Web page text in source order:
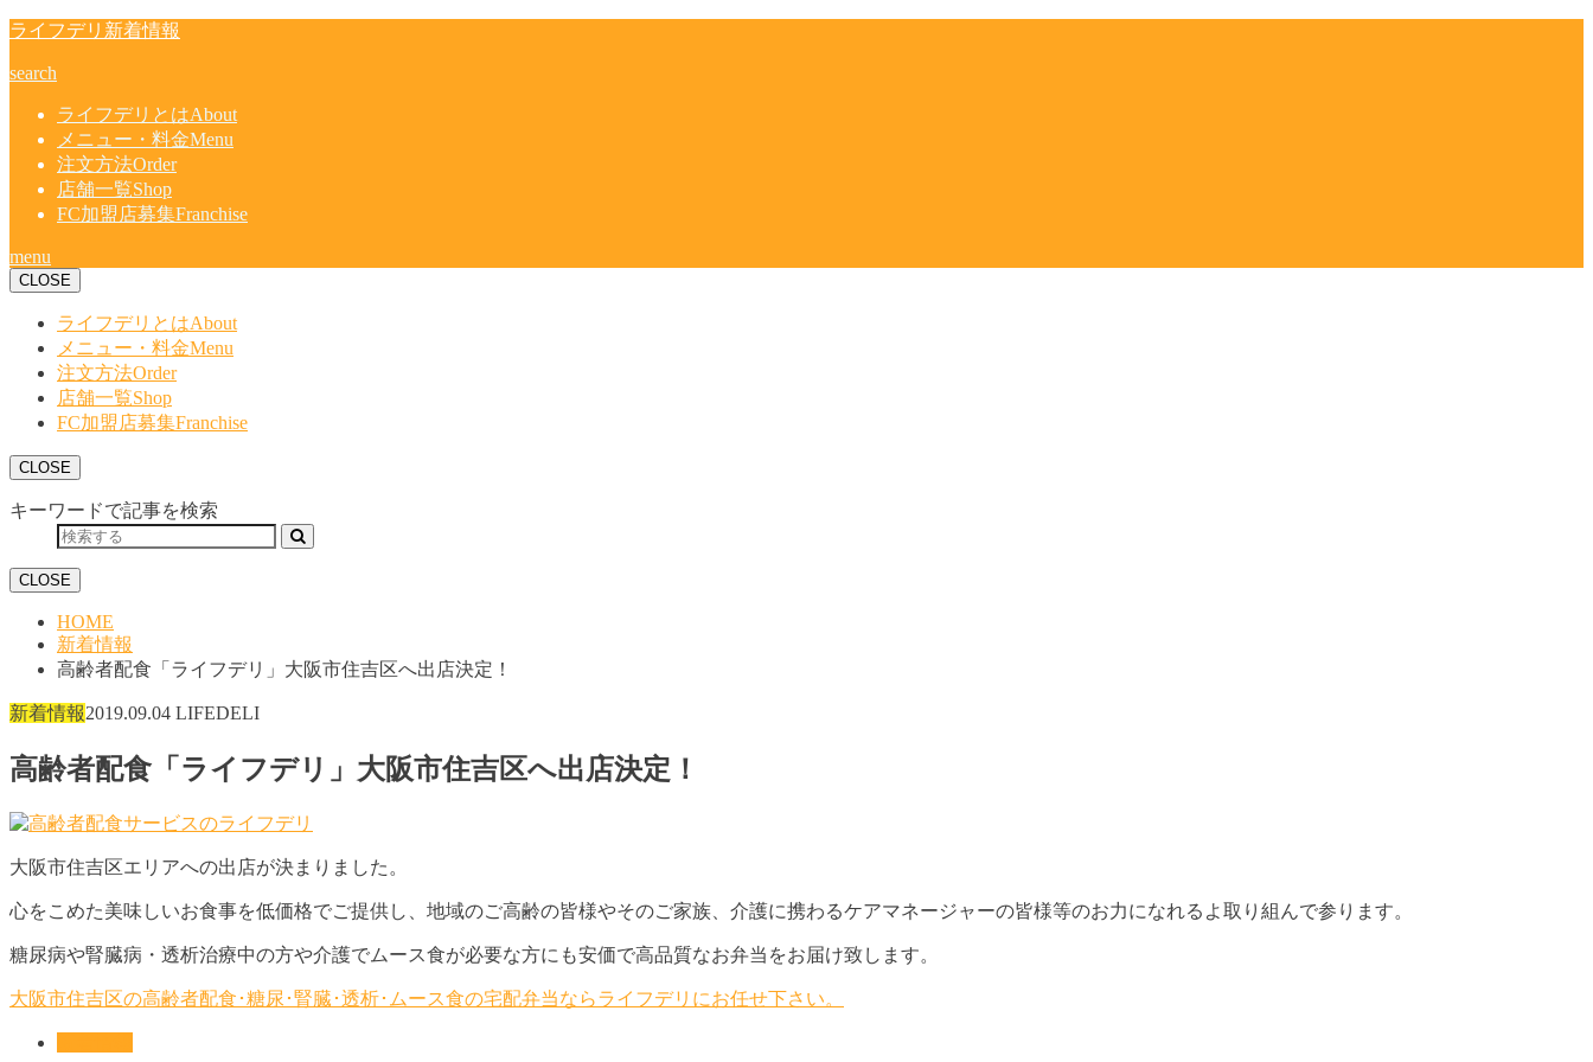
ライフデリ新着情報
search
ライフデリとはAbout
メニュー・料金Menu
注文方法Order
店舗一覧Shop
FC加盟店募集Franchise
menu
CLOSE
ライフデリとはAbout
メニュー・料金Menu
注文方法Order
店舗一覧Shop
FC加盟店募集Franchise
CLOSE
キーワードで記事を検索
CLOSE
HOME
新着情報
高齢者配食「ライフデリ」大阪市住吉区へ出店決定！
新着情報2019.09.04 LIFEDELI
高齢者配食「ライフデリ」大阪市住吉区へ出店決定！
大阪市住吉区エリアへの出店が決まりました。
心をこめた美味しいお食事を低価格でご提供し、地域のご高齢の皆様やそのご家族、介護に携わるケアマネージャーの皆様等のお力になれるよ取り組んで参ります。
糖尿病や腎臓病・透析治療中の方や介護でムース食が必要な方にも安価で高品質なお弁当をお届け致します。
大阪市住吉区の高齢者配食･糖尿･腎臓･透析･ムース食の宅配弁当ならライフデリにお任せ下さい。